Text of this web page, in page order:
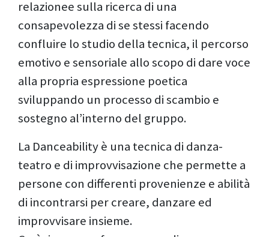
relazionee sulla ricerca di una
consapevolezza di se stessi facendo
confluire lo studio della tecnica, il percorso
emotivo e sensoriale allo scopo di dare voce
alla propria espressione poetica
sviluppando un processo di scambio e
sostegno al’interno del gruppo.
La Danceability è una tecnica di danza-
teatro e di improvvisazione che permette a
persone con differenti provenienze e abilità
di incontrarsi per creare, danzare ed
improvvisare insieme.